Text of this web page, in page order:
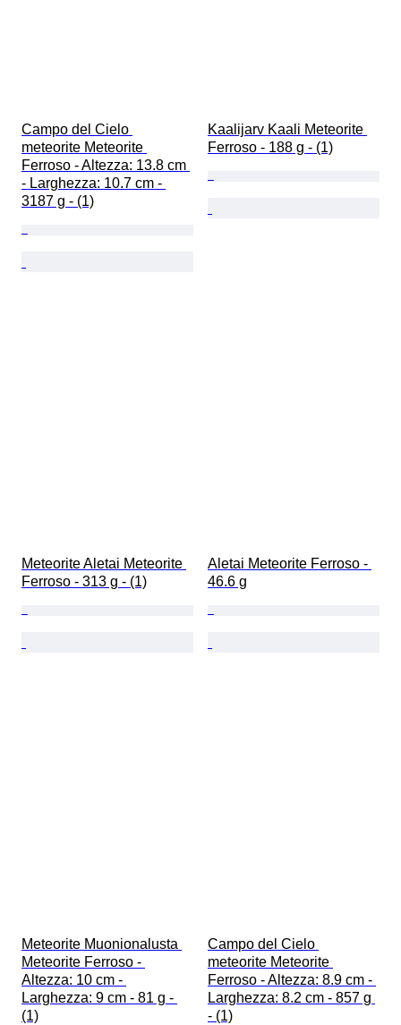
Campo del Cielo
meteorite Meteorite
Ferroso - Altezza: 13.8 cm
- Larghezza: 10.7 cm -
3187 g - (1)
Kaalijarv Kaali Meteorite
Ferroso - 188 g - (1)
Meteorite Aletai Meteorite
Ferroso - 313 g - (1)
Aletai Meteorite Ferroso -
46.6 g
Meteorite Muonionalusta
Meteorite Ferroso -
Altezza: 10 cm -
Larghezza: 9 cm - 81 g -
(1)
Campo del Cielo
meteorite Meteorite
Ferroso - Altezza: 8.9 cm -
Larghezza: 8.2 cm - 857 g
- (1)